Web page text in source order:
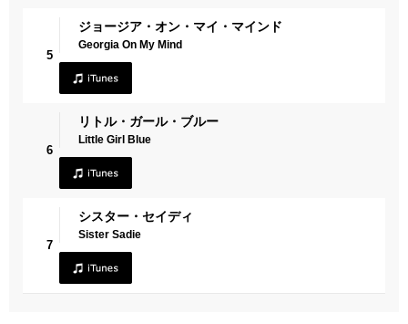
5
ジョージア・オン・マイ・マインド
Georgia On My Mind
6
リトル・ガール・ブルー
Little Girl Blue
7
シスター・セイディ
Sister Sadie